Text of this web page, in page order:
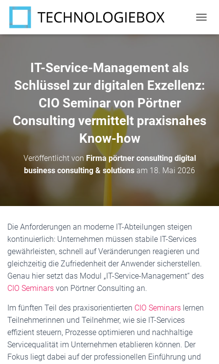
A
I
U
M
IT-Service-Management als
Schlüssel zur digitalen Exzellenz:
CIO Seminar von Pörtner
Consulting vermittelt praxisnahes
Know-how
Veröffentlicht vonFirma pörtner consulting digital
business consulting & solutions am 18. Mai 2026
Die Anforderungen an moderne IT-Abteilungen steigen
kontinuierlich: Unternehmen müssen stabile IT-Services
gewährleisten, schnell auf Veränderungen reagieren und
gleichzeitig die Zufriedenheit der Anwender sicherstellen.
Genau hier setzt das Modul „IT-Service-Management“ des
CIO Seminars von Pörtner Consulting an.
Im fünften Teil des praxisorientierten CIO Seminars lernen
Teilnehmerinnen und Teilnehmer, wie sie IT-Services
effizient steuern, Prozesse optimieren und nachhaltige
Servicequalität im Unternehmen etablieren können. Der
Fokus liegt dabei auf der professionellen Einführung und